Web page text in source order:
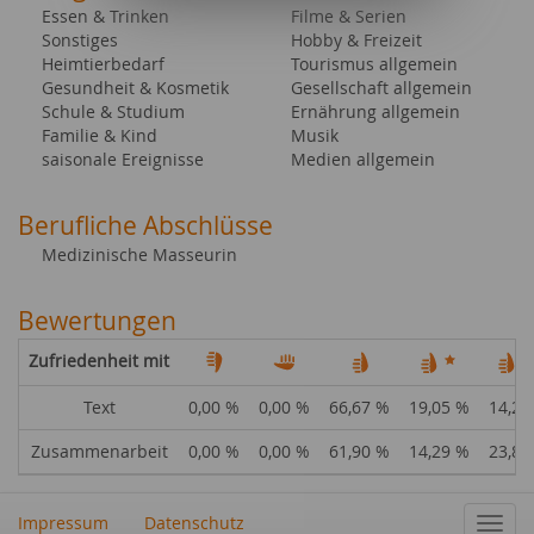
Essen & Trinken
Sonstiges
Heimtierbedarf
Gesundheit & Kosmetik
Schule & Studium
Familie & Kind
saisonale Ereignisse
Filme & Serien
Hobby & Freizeit
Tourismus allgemein
Gesellschaft allgemein
Ernährung allgemein
Musik
Medien allgemein
Berufliche Abschlüsse
Medizinische Masseurin
Bewertungen
Zufriedenheit mit
Text 0,00 % 0,00 % 66,67 % 19,05 %
Zusammenarbeit
0,00 % 0,00 % 61,90 % 14,29 % 23,81
Impressum Datenschutz